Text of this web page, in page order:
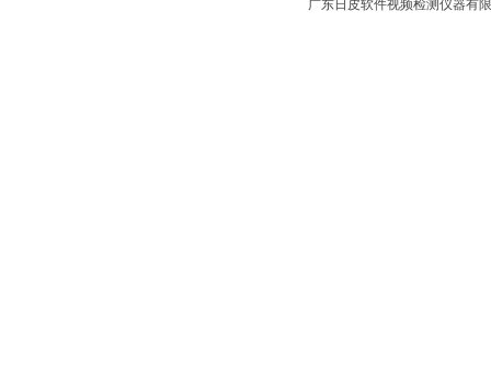
广东日皮软件视频检测仪器有